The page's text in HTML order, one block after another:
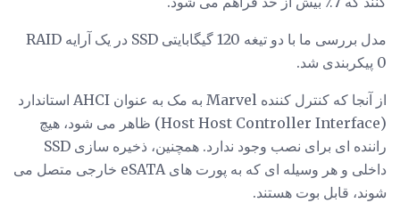
مدل بررسی ما با دو تیغه 120 گیگابایتی SSD در یک آرایه RAID
0 پیکربندی شد.
از آنجا که کنترل کننده Marvel به مک به عنوان AHCI استاندارد
(Host Host Controller Interface) ظاهر می شود، هیچ
راننده ای برای نصب وجود ندارد. همچنین، ذخیره سازی SSD
داخلی و هر وسیله ای که به پورت های eSATA خارجی متصل می
شوند، قابل بوت هستند.